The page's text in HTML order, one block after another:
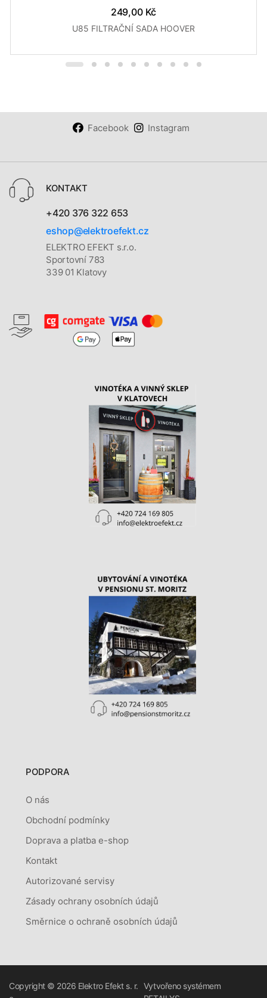
249,00 Kč
U85 FILTRAČNÍ SADA HOOVER
Facebook Instagram
KONTAKT
+420 376 322 653
eshop@elektroefekt.cz
ELEKTRO EFEKT s.r.o.
Sportovní 783
339 01 Klatovy
PODPORA
O nás
Obchodní podmínky
Doprava a platba e-shop
Kontakt
Autorizované servisy
Zásady ochrany osobních údajů
Směrnice o ochraně osobních údajů
Copyright © 2026 Elektro Efekt s. r. Vytvořeno systémem